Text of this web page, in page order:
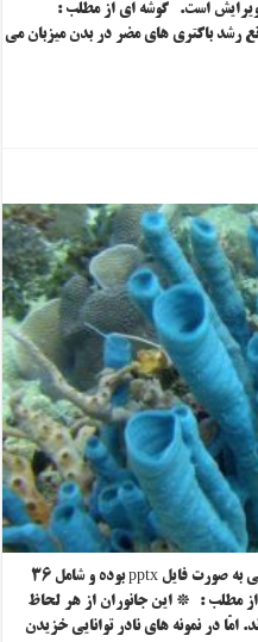
مصور و قابل ویرایش است. گوشه ای از مطلب :
رشد باکتری های مضر در بدن میزبان می
پاورپوینت اسفنج دریایی پاورپوینت اسفنج دریایی به صورت فایل pptx بوده و شامل ۳۶
مطلب : * این جانوران از هر لحاظ
امّا در نمونه های نادر توانایی خزیدن